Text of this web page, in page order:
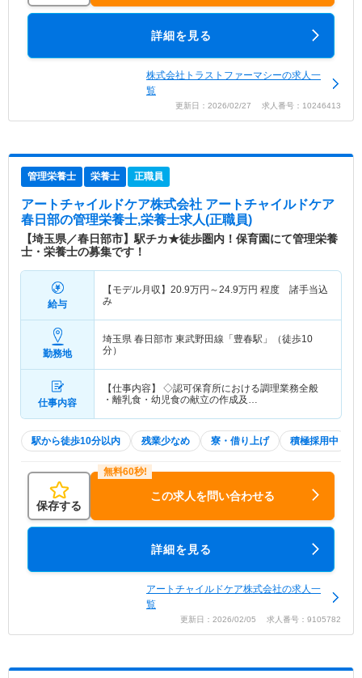
詳細を見る
株式会社トラストファーマシーの求人一
覧
更新日：2026/02/27 求人番号：10246413
管理栄養士 栄養士 正職員
アートチャイルドケア株式会社 アートチャイルドケア
春日部の管理栄養士,栄養士求人(正職員)
【埼玉県／春日部市】駅チカ★徒歩圏内！保育園にて管理栄養
士・栄養士の募集です！
給与
【モデル月収】 20.9万円～24.9万円 程度 諸手当込
み
勤務地
埼玉県 春日部市 東武野田線「豊春駅」（徒歩10
分）
仕事内容
【仕事内容】 ◇認可保育所における調理業務全般
・離乳食・幼児食の献立の作成及…
駅から徒歩10分以内 残業少なめ 寮・借り上げ 積極採用中
保存する
この求人を問い合わせる
詳細を見る
アートチャイルドケア株式会社の求人一
覧
更新日：2026/02/05 求人番号：9105782